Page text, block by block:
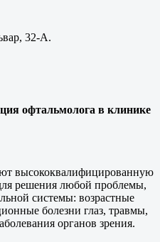
32-А.
офтальмолога в клинике
высококвалифицированную
решения любой проблемы,
системы: возрастные
болезни глаз, травмы,
органов зрения.